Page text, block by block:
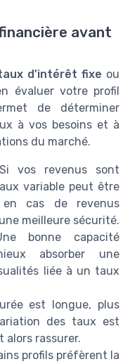
avant
d'intérêt fixe ou
évaluer votre profil
de déterminer
à vos besoins et à
du marché.
vos revenus sont
variable peut être
en cas de revenus
meilleure sécurité.
bonne capacité
absorber une
liée à un taux
est longue, plus
des taux est
alors rassurer.
profils préfèrent la